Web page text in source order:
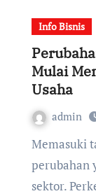
Info Bisnis
Mulai
Usaha
admin
Memasuki tahun 2025, dunia bisnis mengalami
perubahan
sektor.